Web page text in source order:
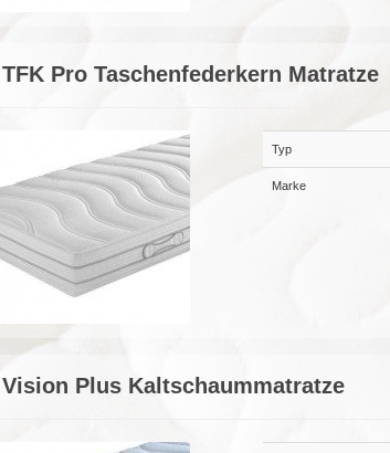
Pro Taschenfederkern Matratze
Typ
Marke
Plus Kaltschaummatratze